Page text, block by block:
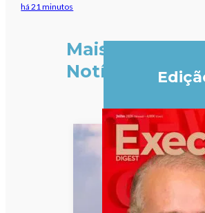
há 21 minutos
Mais
Notícias